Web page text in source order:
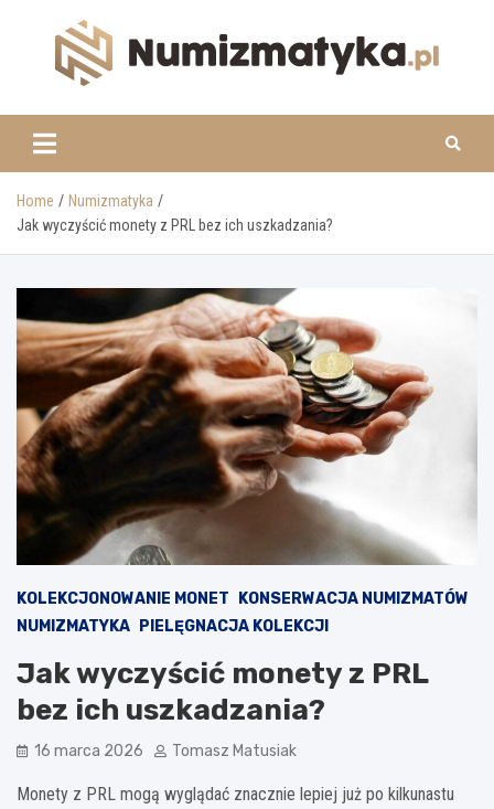
www.numizmatyka.pl
Home
Numizmatyka
Jak wyczyścić monety z PRL bez ich uszkadzania?
KOLEKCJONOWANIE MONET
KONSERWACJA NUMIZMATÓW
NUMIZMATYKA
PIELĘGNACJA KOLEKCJI
Jak wyczyścić monety z PRL
bez ich uszkadzania?
16 marca 2026 Tomasz Matusiak
Monety z PRL mogą wyglądać znacznie lepiej już po kilkunastu